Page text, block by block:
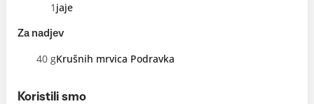
1 jaje
Za nadjev
40 gKrušnih mrvica Podravka
Koristili smo